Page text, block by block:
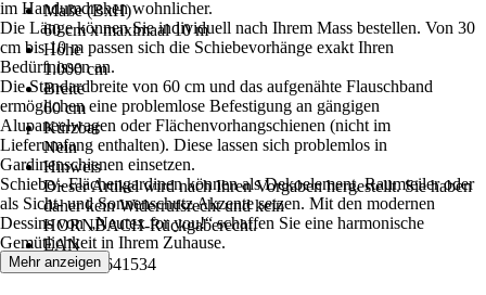
Maße (BxH)
60 cm x maximaal 10 m
Höhe
1.000 cm
Breite
60 cm
Kürzbar
Nein
Hinweis
Dieser Artikel wird nach Ihren Vorgaben hergestellt. Sie haben
daher kein Widerrufsrecht und kein
HORNBACH‑Rückgaberecht.
EAN
4006470641534
im Handumdrehen wohnlicher.
Die Länge können Sie individuell nach Ihrem Mass bestellen. Von 30
cm bis 10 m passen sich die Schiebevorhänge exakt Ihren
Bedürfnissen an.
Die Standardbreite von 60 cm und das aufgenähte Flauschband
ermöglichen eine problemlose Befestigung an gängigen
Alupaneelwagen oder Flächenvorhangschienen (nicht im
Lieferumfang enthalten). Diese lassen sich problemlos in
Gardinenschienen einsetzen.
Schiebe/- Flächengardinen können als Dekoelement, Raumteiler oder
als Sicht- und Sonnenschutz Akzente setzen. Mit den modernen
Dessins von „Neutex for you!“ schaffen Sie eine harmonische
Gemütlichkeit in Ihrem Zuhause.
Mehr anzeigen